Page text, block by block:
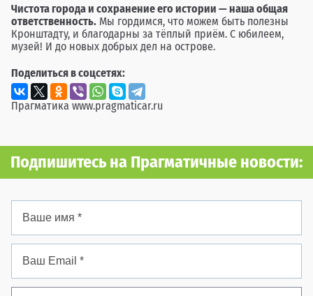
Чистота города и сохранение его истории — наша общая
ответственность. Мы гордимся, что можем быть полезны
Кронштадту, и благодарны за тёплый приём. С юбилеем,
музей! И до новых добрых дел на острове.
Поделиться в соцсетях:
Прагматика www.pragmaticar.ru
Подпишитесь на Прагматичные новости: